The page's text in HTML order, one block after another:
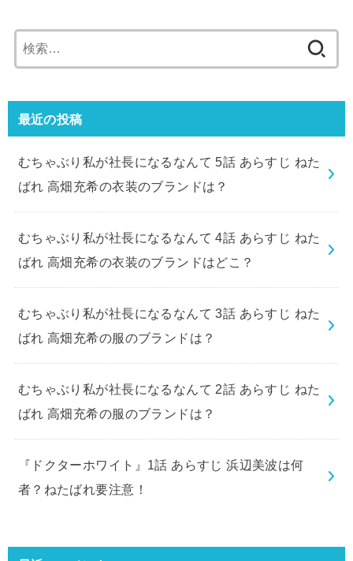
索:
最近の投稿
むちゃぶり私が社長になるなんて 5話 あらすじ ねた
ばれ 高畑充希の衣装のブランドは？
むちゃぶり私が社長になるなんて 4話 あらすじ ねた
ばれ 高畑充希の衣装のブランドはどこ？
むちゃぶり私が社長になるなんて 3話 あらすじ ねた
ばれ 高畑充希の服のブランドは？
むちゃぶり私が社長になるなんて 2話 あらすじ ねた
ばれ 高畑充希の服のブランドは？
『ドクターホワイト』1話 あらすじ 浜辺美波は何
者？ねたばれ要注意！